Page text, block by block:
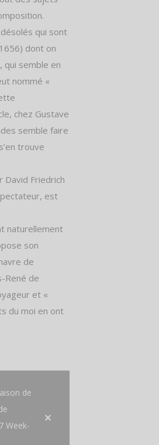
qui sont
dont on
qui semble en
nommé «
chez Gustave
semble faire
trouve
David Friedrich
est
naturellement
son
de
René de
et «
du moi en ont
de
Week-